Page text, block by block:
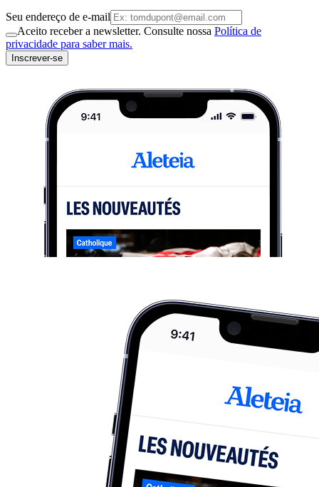
Seu endereço de e-mail
Aceito receber a newsletter. Consulte nossa Política de
privacidade para saber mais.
Inscrever-se